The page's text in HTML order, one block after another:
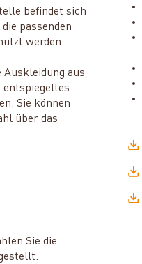
befindet sich
passenden
werden.
Auskleidung aus
entspiegeltes
Sie können
über das
Sie die